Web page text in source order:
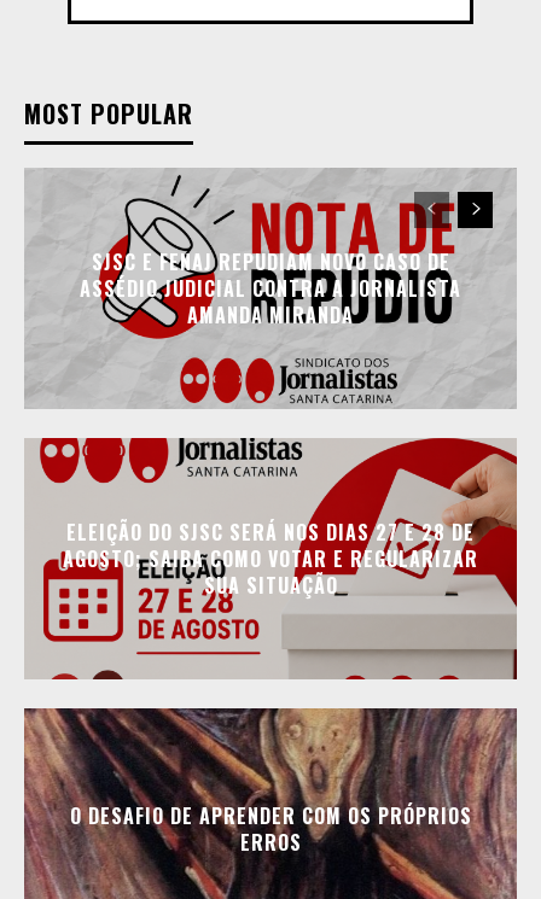
MOST POPULAR
SJSC E FENAJ REPUDIAM NOVO CASO DE
ASSÉDIO JUDICIAL CONTRA A JORNALISTA
AMANDA MIRANDA
ELEIÇÃO DO SJSC SERÁ NOS DIAS 27 E 28 DE
AGOSTO; SAIBA COMO VOTAR E REGULARIZAR
SUA SITUAÇÃO
O DESAFIO DE APRENDER COM OS PRÓPRIOS
ERROS